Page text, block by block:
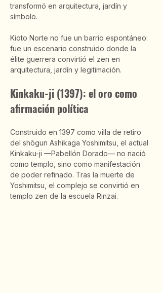
transformó en arquitectura, jardín y
símbolo.
Kioto Norte no fue un barrio espontáneo:
fue un escenario construido donde la
élite guerrera convirtió el zen en
arquitectura, jardín y legitimación.
Kinkaku-ji (1397): el oro como
afirmación política
Construido en 1397 como villa de retiro
del shōgun Ashikaga Yoshimitsu, el actual
Kinkaku-ji —Pabellón Dorado— no nació
como templo, sino como manifestación
de poder refinado. Tras la muerte de
Yoshimitsu, el complejo se convirtió en
templo zen de la escuela Rinzai.